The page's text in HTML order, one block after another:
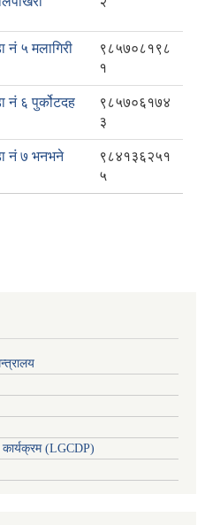
नं ५ मलागिरी
९८५७०८१९८
१
नं ६ पुर्कोटदह
९८५७०६१७४
३
नं ७ भनभने
९८४१३६२५१
५
कार्यक्रम (LGCDP)